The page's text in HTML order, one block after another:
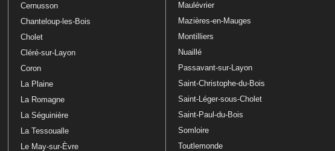
Cernusson
Chanteloup-les-Bois
Cholet
Cléré-sur-Layon
Coron
La Plaine
La Romagne
La Séguinière
La Tessoualle
Le May-sur-Èvre
Maulévrier
Mazières-en-Mauges
Montilliers
Nuaillé
Passavant-sur-Layon
Saint-Christophe-du-Bois
Saint-Léger-sous-Cholet
Saint-Paul-du-Bois
Somloire
Toutlemonde